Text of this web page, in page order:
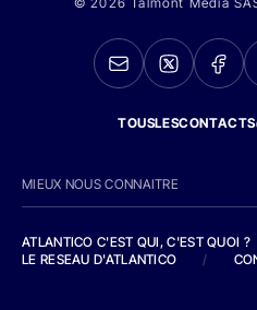
MIEUX NOUS CONNAITRE
ATLANTICO C'EST QUI, C'EST QUOI ?
LE RESEAU D'ATLANTICO
/